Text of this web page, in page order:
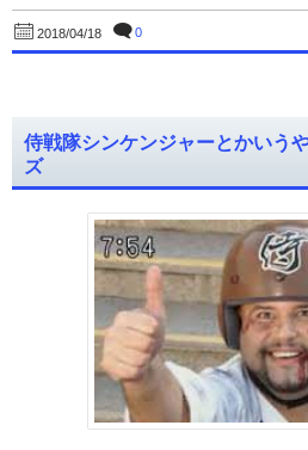
2018/04/18 0
侍戦隊シンケンジャーとかいう
ズ